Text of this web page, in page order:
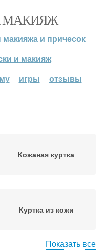
МАКИЯЖ
и причесок
и макияж
игры отзывы
Кожаная куртка
Куртка из кожи
Показать все